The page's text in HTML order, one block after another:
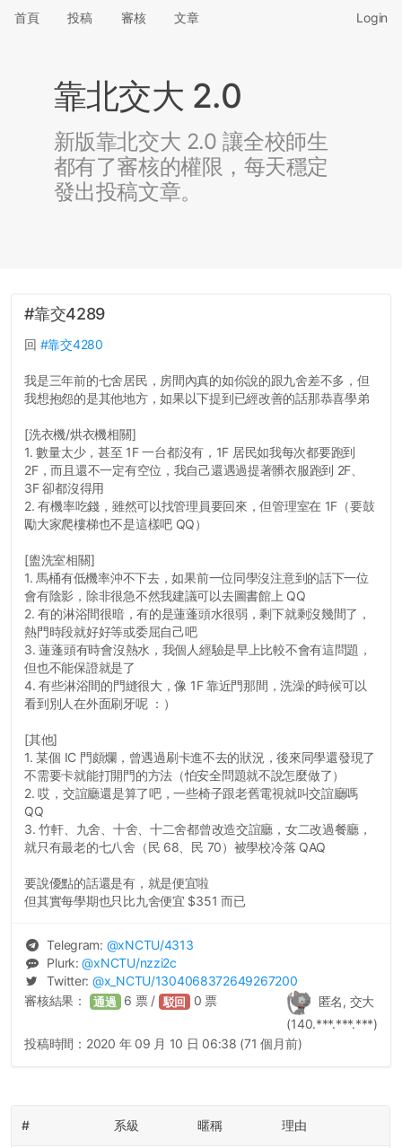
首頁 投稿 審核 文章 Login
靠北交大 2.0
新版靠北交大 2.0 讓全校師生
都有了審核的權限，每天穩定
發出投稿文章。
#靠交4289
回 #靠交4280
我是三年前的七舍居民，房間內真的如你說的跟九舍差不多，但
我想抱怨的是其他地方，如果以下提到已經改善的話那恭喜學弟
[洗衣機/烘衣機相關]
1. 數量太少，甚至 1F 一台都沒有，1F 居民如我每次都要跑到
2F，而且還不一定有空位，我自己還遇過提著髒衣服跑到 2F、
3F 卻都沒得用
2. 有機率吃錢，雖然可以找管理員要回來，但管理室在 1F（要鼓
勵大家爬樓梯也不是這樣吧 QQ）
[盥洗室相關]
1. 馬桶有低機率沖不下去，如果前一位同學沒注意到的話下一位
會有陰影，除非很急不然我建議可以去圖書館上 QQ
2. 有的淋浴間很暗，有的是蓮蓬頭水很弱，剩下就剩沒幾間了，
熱門時段就好好等或委屈自己吧
3. 蓮蓬頭有時會沒熱水，我個人經驗是早上比較不會有這問題，
但也不能保證就是了
4. 有些淋浴間的門縫很大，像 1F 靠近門那間，洗澡的時候可以
看到別人在外面刷牙呢 ：）
[其他]
1. 某個 IC 門頗爛，曾遇過刷卡進不去的狀況，後來同學還發現了
不需要卡就能打開門的方法（怕安全問題就不說怎麼做了）
2. 哎，交誼廳還是算了吧，一些椅子跟老舊電視就叫交誼廳嗎
QQ
3. 竹軒、九舍、十舍、十二舍都曾改造交誼廳，女二改過餐廳，
就只有最老的七八舍（民 68、民 70）被學校冷落 QAQ
要說優點的話還是有，就是便宜啦
但其實每學期也只比九舍便宜 $351 而已
Telegram: @xNCTU/4313
Plurk:@xNCTU/nzzi2c
Twitter: @x_NCTU/1304068372649267200
匿名, 交大
(140.***.***.***)
審核結果： 通過 6 票 / 駁回 0 票
投稿時間： 2020 年 09 月 10 日 06:38 (71 個月前)
# 系級 暱稱 理由